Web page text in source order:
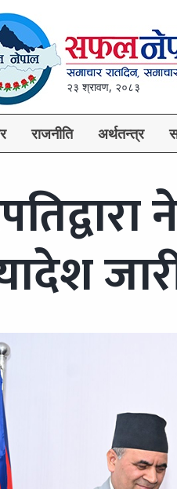
२३ श्रावण, २०८३
राजनीति अर्थतन्त्र